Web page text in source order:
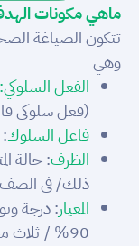
ماهي مكونات
تتكون الصياغة
وهي
الفعل السلوكي:
(فعل سلوكي
فاعل السلوك
الظرف: حالة
ذلك/ في الصف
المعيار: درجة
90% / ثلاث محاولات من أصل خمسة).